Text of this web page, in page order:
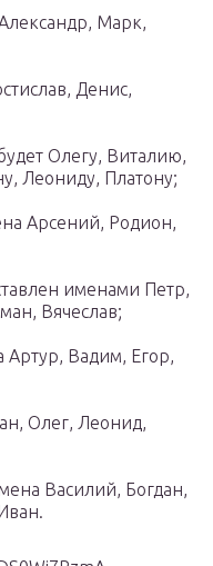
Марк,
Денис,
Олегу, Виталию,
Леониду, Платону;
Арсений, Родион,
именами Петр,
Вячеслав;
Артур, Вадим, Егор,
Олег, Леонид,
Василий, Богдан,